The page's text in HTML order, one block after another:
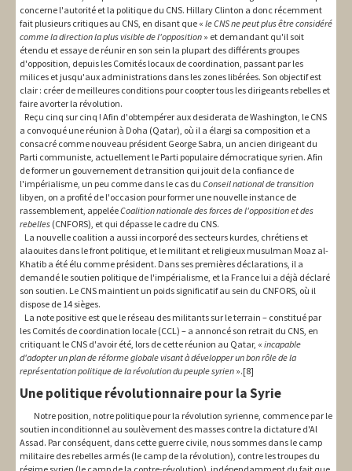
concerne l'autorité et la politique du CNS. Hillary Clinton a donc récemment
fait plusieurs critiques au CNS, en disant que « le CNS ne peut plus être considéré
comme la direction la plus visible de l'opposition » et demandant qu'il soit
étendu et essaye de réunir en son sein la plupart des différents groupes
d'opposition, depuis les Comités locaux de coordination, passant par les
milices et jusqu'aux administrations dans les zones libérées. Son objectif est
clair : créer de meilleures conditions pour coopter tous les dirigeants rebelles et
faire avorter la révolution.
Reçu cinq sur cinq ! Afin d'obtempérer aux desiderata de Washington, le CNS
a convoqué une réunion à Doha (Qatar), où il a élargi sa composition et a
consacré comme nouveau président George Sabra, un ancien dirigeant du
Parti communiste, actuellement le Parti populaire démocratique syrien. Afin
de former un gouvernement de transition qui jouit de la confiance de
l'impérialisme, un peu comme dans le cas du Conseil national de transition
libyen, on a profité de l'occasion pour former une nouvelle instance de
rassemblement, appeléeCoalition nationale des forces de l'opposition et des
rebelles (CNFORS), et qui dépasse le cadre du CNS.
La nouvelle coalition a aussi incorporé des secteurs kurdes, chrétiens et
alaouites dans le front politique, et le militant et religieux musulman Moaz al-
Khatib a été élu comme président. Dans ses premières déclarations, il a
demandé le soutien politique de l'impérialisme, et la France lui a déjà déclaré
son soutien. Le CNS maintient un poids significatif au sein du CNFORS, où il
dispose de 14 sièges.
La note positive est que le réseau des militants sur le terrain – constitué par
les Comités de coordination locale (CCL) – a annoncé son retrait du CNS, en
critiquant le CNS d'avoir été, lors de cette réunion au Qatar, « incapable
d'adopter un plan de réforme globale visant à développer un bon rôle de la
représentation politique de la révolution du peuple syrien ».[8]
Une politique révolutionnaire pour la Syrie
Notre position, notre politique pour la révolution syrienne, commence par le
soutien inconditionnel au soulèvement des masses contre la dictature d'Al
Assad. Par conséquent, dans cette guerre civile, nous sommes dans le camp
militaire des rebelles armés (le camp de la révolution), contre les troupes du